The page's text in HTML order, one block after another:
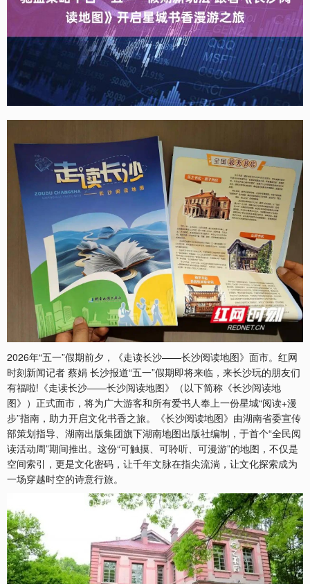
2026年“五一”假期前夕，《走读长沙——长沙阅读地图》面市。红网
时刻新闻记者 蔡娟 长沙报道“五一”假期即将来临，来长沙玩的朋友们
有福啦!《走读长沙——长沙阅读地图》（以下简称《长沙阅读地
图》）正式面市，将为广大游客和所有爱书人奉上一份星城“阅读+漫
步”指南，助力开启文化书香之旅。《长沙阅读地图》由湖南省委宣传
部策划指导、湖南出版集团旗下湖南地图出版社编制，于首个“全民阅
读活动周”期间推出。这份“可触摸、可聆听、可漫游”的地图，不仅是
空间索引，更是文化密码，让千年文脉在指尖流淌，让文化探索成为
一场穿越时空的诗意行旅。